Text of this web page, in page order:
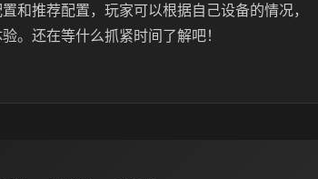
和推荐配置，玩家可以根据自己设备的情况，
。还在等什么抓紧时间了解吧！